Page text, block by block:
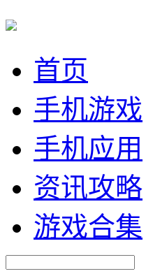
首页
手机游戏
手机应用
资讯攻略
游戏合集